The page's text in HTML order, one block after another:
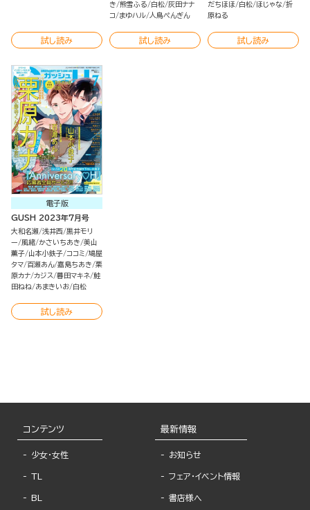
試し読み
き 熊雪ふる 白松 灰田ナナ
コ
まゆハル 人鳥ぺんぎん
試し読み
だちほほ
白松 ほじゃな 折
原ねる
試し読み
電子版
GUSH 2023年7月号
大和名瀬 浅井西 黒井モリ
ー
風緒 かさいちあき 美山
薫子 山本小鉄子 ココミ 鳩屋
タマ 百瀬あん 嘉島ちあき 栗
原カナ カジス 暮田マキネ 鮭
田ねね
あまきいお 白松
試し読み
コンテンツ
少女・女性
TL
BL
最新情報
お知らせ
フェア・イベント情報
書店様へ